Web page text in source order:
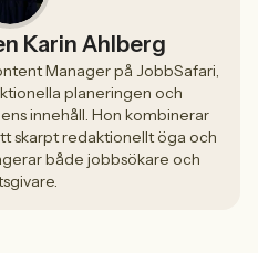
Karin Ahlberg
Manager på JobbSafari,
planeringen och
innehåll. Hon kombinerar
skarpt redaktionellt öga och
både jobbsökare och